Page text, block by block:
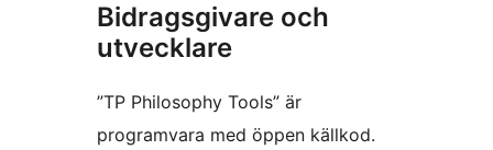
Bidragsgivare och
utvecklare
”TP Philosophy Tools” är
programvara med öppen källkod.